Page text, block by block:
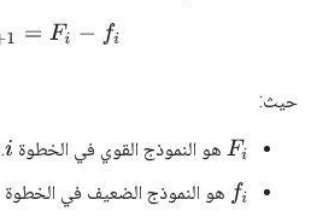
F +1 =Fi− f
حيث:
Fi هو النموذج القوي في الخطوة i
.
f هو النموذج الضعيف في الخطوة